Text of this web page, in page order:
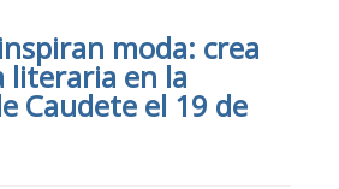
moda: crea
literaria en la
Caudete el 19 de